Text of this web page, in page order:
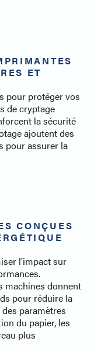
ET
pour protéger vos
de cryptage
la sécurité
ajoutent des
pour assurer la
CONÇUES
l'impact sur
machines donnent
pour réduire la
paramètres
du papier, les
plus